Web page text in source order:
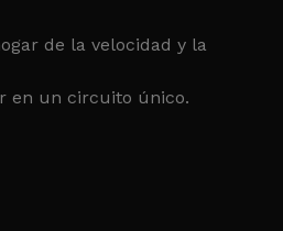
de la velocidad y la
en un circuito único.